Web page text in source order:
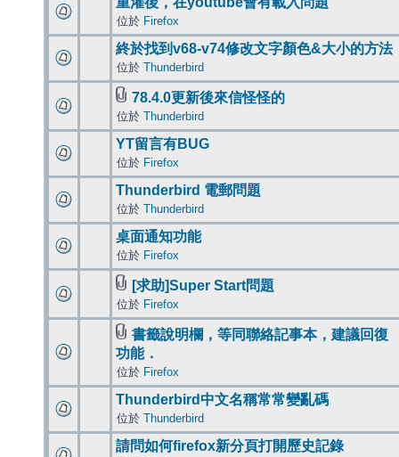
位於 Firefox
終於找到v68-v74修改文字顏色&大小的方法
位於 Thunderbird
78.4.0更新後來信怪怪的
位於 Thunderbird
YT留言有BUG
位於 Firefox
Thunderbird 電郵問題
位於 Thunderbird
桌面通知功能
位於 Firefox
[求助]Super Start問題
位於 Firefox
書籤說明欄，等同聯絡記事本，建議回復
功能．
位於 Firefox
Thunderbird中文名稱常常變亂碼
位於 Thunderbird
請問如何firefox新分頁打開歷史記錄